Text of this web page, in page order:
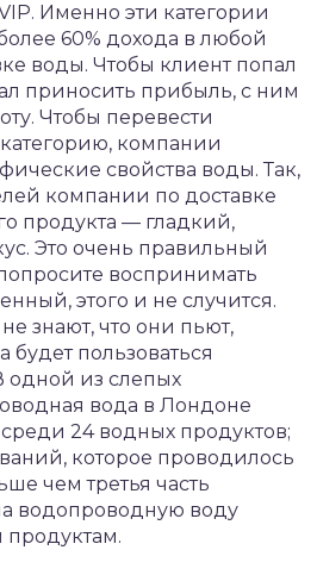
Именно эти категории
60% дохода в любой
воды. Чтобы клиент попал
приносить прибыль, с ним
Чтобы перевести
компании
свойства воды. Так,
компании по доставке
продукта — гладкий,
Это очень правильный
воспринимать
этого и не случится.
знают, что они пьют,
пользоваться
из слепых
вода в Лондоне
среди 24 водных продуктов;
которое проводилось
чем третья часть
водопроводную воду